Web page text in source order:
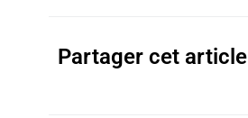
Partager cet article